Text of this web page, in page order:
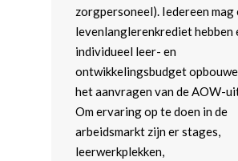
zorgpersoneel). Iedereen mag
levenlanglerenkrediet hebben
individueel leer- en
ontwikkelingsbudget
het aanvragen van de AOW-
Om ervaring op te doen in de
arbeidsmarkt zijn er stages,
leerwerkplekken,